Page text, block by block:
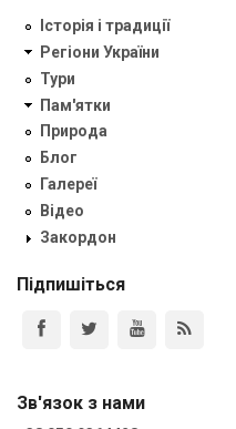
Історія і традиції
Регіони України
Тури
Пам'ятки
Природа
Блог
Галереї
Відео
Закордон
Підпишіться
Зв'язок з нами